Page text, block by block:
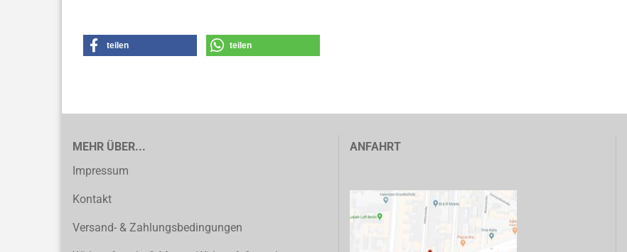
teilen teilen
MEHR ÜBER...
Impressum
Kontakt
Versand- & Zahlungsbedingungen
ANFAHRT